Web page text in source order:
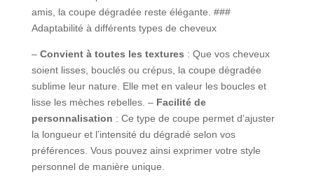
amis, la coupe dégradée reste élégante. ###
Adaptabilité à différents types de cheveux
– Convient à toutes les textures : Que vos cheveux
soient lisses, bouclés ou crépus, la coupe dégradée
sublime leur nature. Elle met en valeur les boucles et
lisse les mèches rebelles. – Facilité de
personnalisation : Ce type de coupe permet d’ajuster
la longueur et l’intensité du dégradé selon vos
préférences. Vous pouvez ainsi exprimer votre style
personnel de manière unique.